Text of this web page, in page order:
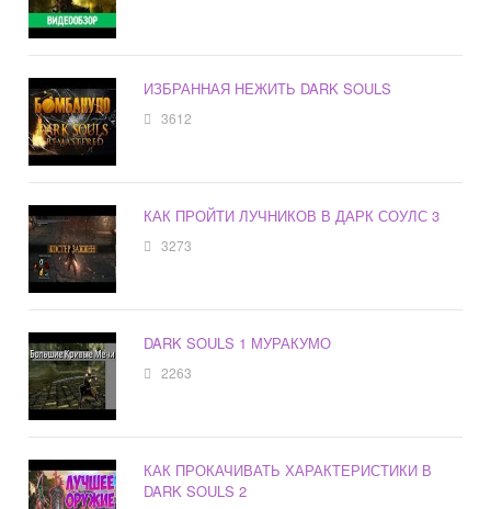
ИЗБРАННАЯ НЕЖИТЬ DARK SOULS
3612
КАК ПРОЙТИ ЛУЧНИКОВ В ДАРК СОУЛС 3
3273
DARK SOULS 1 МУРАКУМО
2263
КАК ПРОКАЧИВАТЬ ХАРАКТЕРИСТИКИ В
DARK SOULS 2